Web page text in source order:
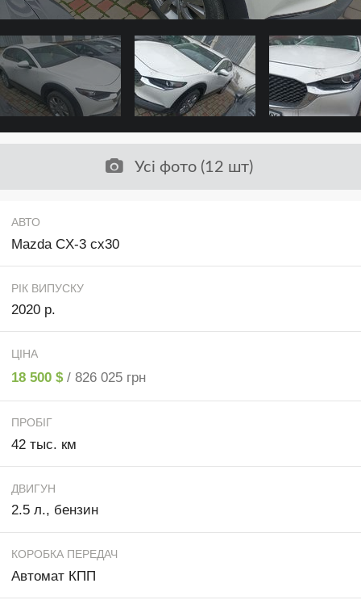
Усі фото (12 шт)
АВТО
Mazda CX-3 cx30
РІК ВИПУСКУ
2020 р.
ЦІНА
18 500 $ / 826 025 грн
ПРОБІГ
42 тыс. км
ДВИГУН
2.5 л., бензин
КОРОБКА ПЕРЕДАЧ
Автомат КПП